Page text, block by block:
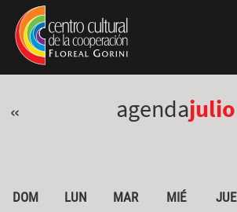
Pasar al contenido principal
Jump to main content
« agendajulio
DOM LUN MAR MIÉ JUE